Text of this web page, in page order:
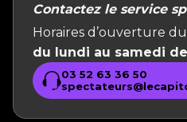
Contactez le service
Horaires d’ouverture
du lundi au samedi de
03 52 63 36 50